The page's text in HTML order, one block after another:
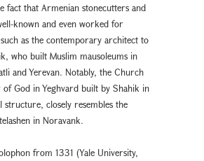
fact that Armenian stonecutters and
known and even worked for
as the contemporary architect to
who built Muslim mausoleums in
and Yerevan. Notably, the Church
God in Yeghvard built by Shahik in
structure, closely resembles the
in Noravank.
from 1331 (Yale University,